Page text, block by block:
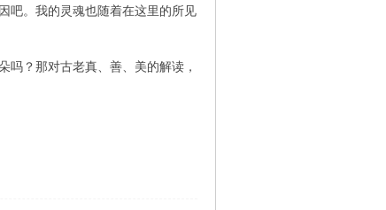
吧。我的灵魂也随着在这里的所见
吗？那对古老真、善、美的解读，